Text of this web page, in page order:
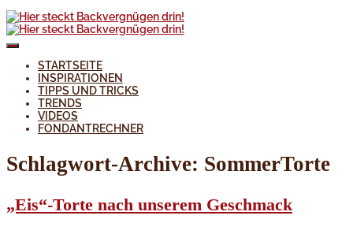
STARTSEITE
INSPIRATIONEN
TIPPS UND TRICKS
TRENDS
VIDEOS
FONDANTRECHNER
Schlagwort-Archive: SommerTorte
„Eis“-Torte nach unserem Geschmack